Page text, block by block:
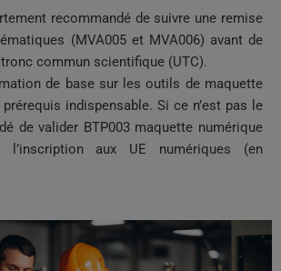
recommandé de suivre une remise
(MVA005 et MVA006) avant de
tronc commun scientifique (UTC).
de base sur les outils de maquette
indispensable. Si ce n’est pas le
de valider BTP003 maquette numérique
l’inscription aux UE numériques (en